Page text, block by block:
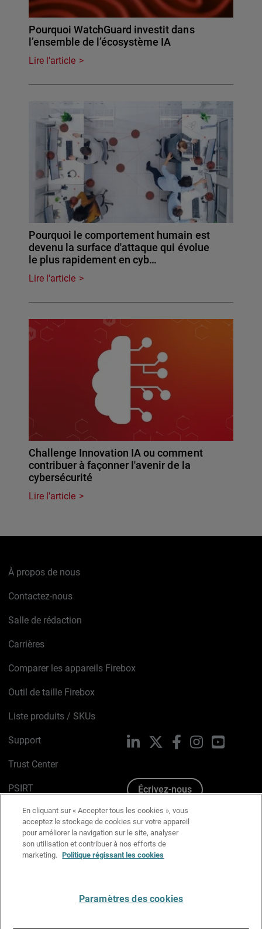
Pourquoi WatchGuard investit dans
l’ensemble de l’écosystème IA
Lire l'article
Pourquoi le comportement humain est
devenu la surface d'attaque qui évolue
le plus rapidement en cyb…
Lire l'article
Challenge Innovation IA ou comment
contribuer à façonner l'avenir de la
cybersécurité
Lire l'article
À propos de nous
Contactez-nous
Salle de rédaction
Carrières
Comparer les appareils Firebox
Outil de taille Firebox
Liste produits / SKUs
Support
Trust Center
PSIRT
Avis sur les cookies
Politique de confidentialité
Charte Graphique
LinkedIn FacebookInstagramYouTube
Écrivez-nous
En cliquant sur « Accepter tous les cookies », vous
acceptez le stockage de cookies sur votre appareil
pour améliorer la navigation sur le site, analyser
son utilisation et contribuer à nos efforts de
marketing. Politique régissant les cookies
Paramètres des cookies